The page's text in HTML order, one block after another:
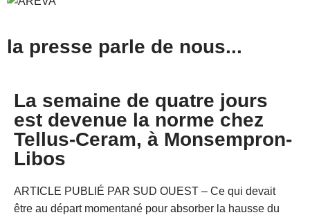
la presse parle de nous...
La semaine de quatre jours
est devenue la norme chez
Tellus-Ceram, à Monsempron-
Libos
ARTICLE PUBLIÉ PAR SUD OUEST – Ce qui devait
être au départ momentané pour absorber la hausse du